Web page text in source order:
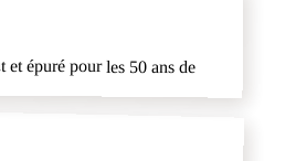
et épuré pour les 50 ans de